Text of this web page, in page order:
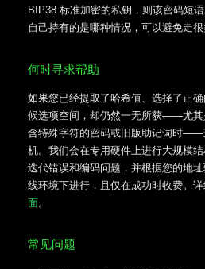
BIP38 标准加密的私钥，则该密码短
自己持有的是哪种情况，可以避免走很
何时寻求帮助
如果您已经提取了哈希值、选择了正
候选项空间，却仍然一无所获——尤其
含特殊字符的密码或旧版助记词时——
机。我们会在专用硬件上进行大规模
迭代错误和编码问题，并根据您的地
线环境下进行，且仅在成功时收费。
面。
常见问题